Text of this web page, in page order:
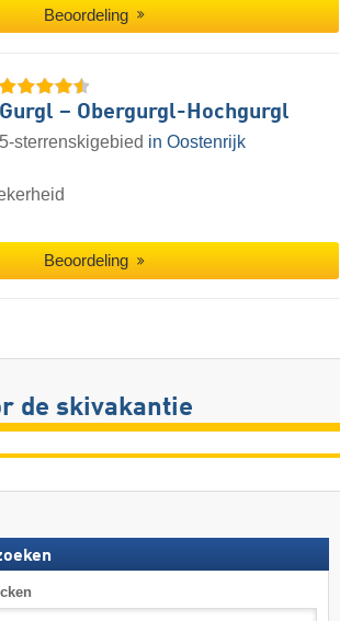
Beoordeling
Gurgl – Obergurgl-Hochgurgl
5-sterrenskigebied in Oostenrijk
Beoordeling
de skivakantie